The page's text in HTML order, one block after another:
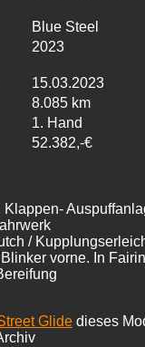
Blue Steel
2023
15.03.2023
8.085 km
1. Hand
52.382,-€
Klappen-
/
vorne. In
Glide dieses